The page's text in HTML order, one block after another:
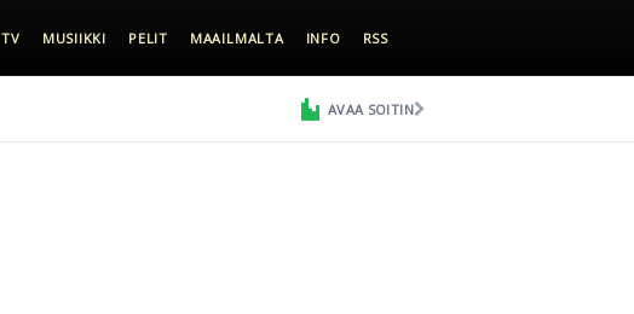
TV MUSIIKKI PELIT MAAILMALTA INFO RSS
AVAA SOITIN